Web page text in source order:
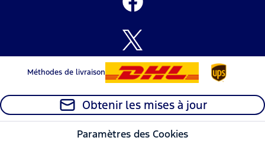
Méthodes de livraison
Obtenir les mises à jour
Paramètres des Cookies